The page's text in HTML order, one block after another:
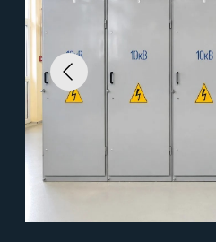
Комплектные распределительные
устройства наружной установки от
компании Тигуд Инжиниринг
представляют собой
высокотехнологичные решения для
эффективного распределения
электроэнергии в различных
условиях эксплуатации.
Каждое комплектное